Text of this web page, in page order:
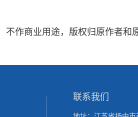
不作商业用途，版权归原作者和
联系我们